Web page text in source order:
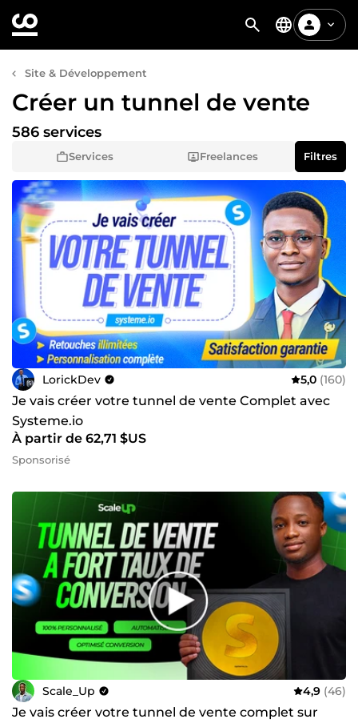
Site & Développement
Créer un tunnel de vente
Services Freelances
586 services
Filtres
LorickDev 5,0 (160)
Je vais créer votre tunnel de vente Complet avec
Systeme.io
À partir de 62,71 $US
Sponsorisé
Scale_Up 4,9 (46)
Je vais créer votre tunnel de vente complet sur